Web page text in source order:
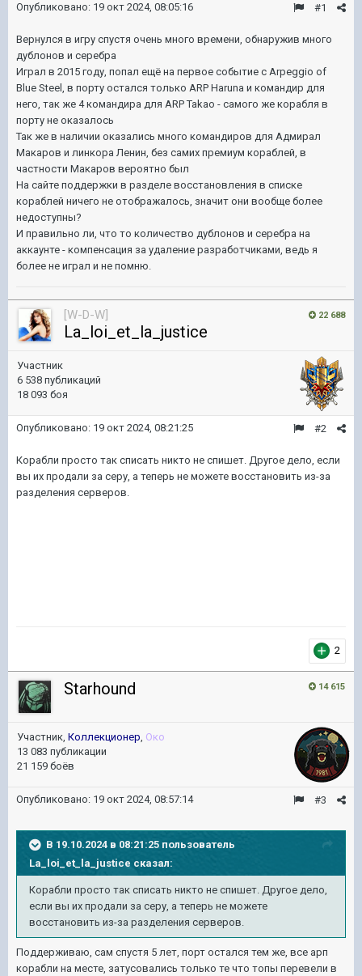
#1
Опубликовано: 19 окт 2024, 08:05:16
Вернулся в игру спустя очень много времени, обнаружив много
дублонов и серебра
Играл в 2015 году, попал ещё на первое событие с Arpeggio of
Blue Steel, в порту остался только ARP Haruna и командир для
него, так же 4 командира для ARP Takao - самого же корабля в
порту не оказалось
Так же в наличии оказались много командиров для Адмирал
Макаров и линкора Ленин, без самих премиум кораблей, в
частности Макаров вероятно был
На сайте поддержки в разделе восстановления в списке
кораблей ничего не отображалось, значит они вообще более
недоступны?
И правильно ли, что то количество дублонов и серебра на
аккаунте - компенсация за удаление разработчиками, ведь я
более не играл и не помню.
22 688
[W-D-W]
La_loi_et_la_justice
Участник
6 538 публикаций
18 093 боя
#2
Опубликовано: 19 окт 2024, 08:21:25
Корабли просто так списать никто не спишет. Другое дело, если
вы их продали за серу, а теперь не можете восстановить из-за
разделения серверов.
2
14 615
Starhound
Участник, Коллекционер, Око
13 083 публикации
21 159 боёв
#3
Опубликовано: 19 окт 2024, 08:57:14
В 19.10.2024 в 08:21:25 пользователь
La_loi_et_la_justice сказал:
Корабли просто так списать никто не спишет. Другое дело,
если вы их продали за серу, а теперь не можете
восстановить из-за разделения серверов.
Поддерживаю, сам спустя 5 лет, порт остался тем же, все арп
корабли на месте, затусовались только те что топы перевели в